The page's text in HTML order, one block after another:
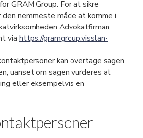
GRAM Group. For at sikre
nemmeste måde at komme i
Advokatfirman
via https://gramgroup.visslan-
kan overtage sagen
uanset om sagen vurderes at
eller eksempelvis en